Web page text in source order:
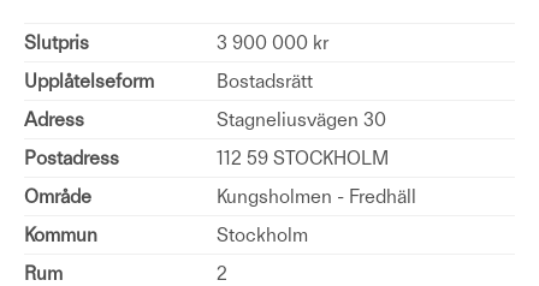
Slutpris
3 900 000 kr
Upplåtelseform
Bostadsrätt
Adress
Stagneliusvägen 30
Postadress
112 59 STOCKHOLM
Område
Kungsholmen - Fredhäll
Kommun
Stockholm
Rum
2